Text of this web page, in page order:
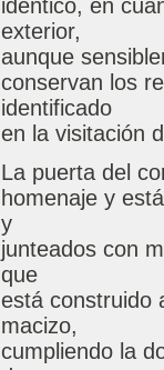
idéntico, en
exterior,
aunque
conservan los
identificado
en la visitación
La puerta del
homenaje y
y
junteados con
que
está construido
macizo,
cumpliendo la